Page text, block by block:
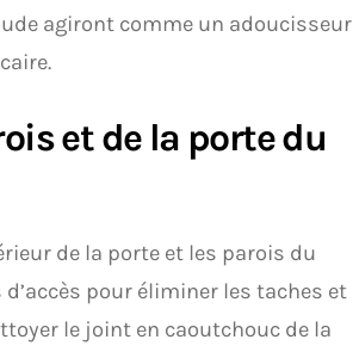
agiront comme un adoucisseur
et de la porte du
de la porte et les parois du
pour éliminer les taches et
le joint en caoutchouc de la